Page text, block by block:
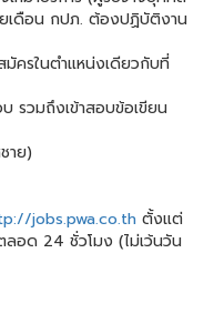
เดือน กปภ. ต้องปฏิบัติงาน
ครในตำแหน่งเดียวกับที่
รวมถึงเข้าสอบข้อเขียน
าย)
jobs.pwa.co.th ตั้งแต่
อด 24 ชั่วโมง (ไม่เว้นวัน